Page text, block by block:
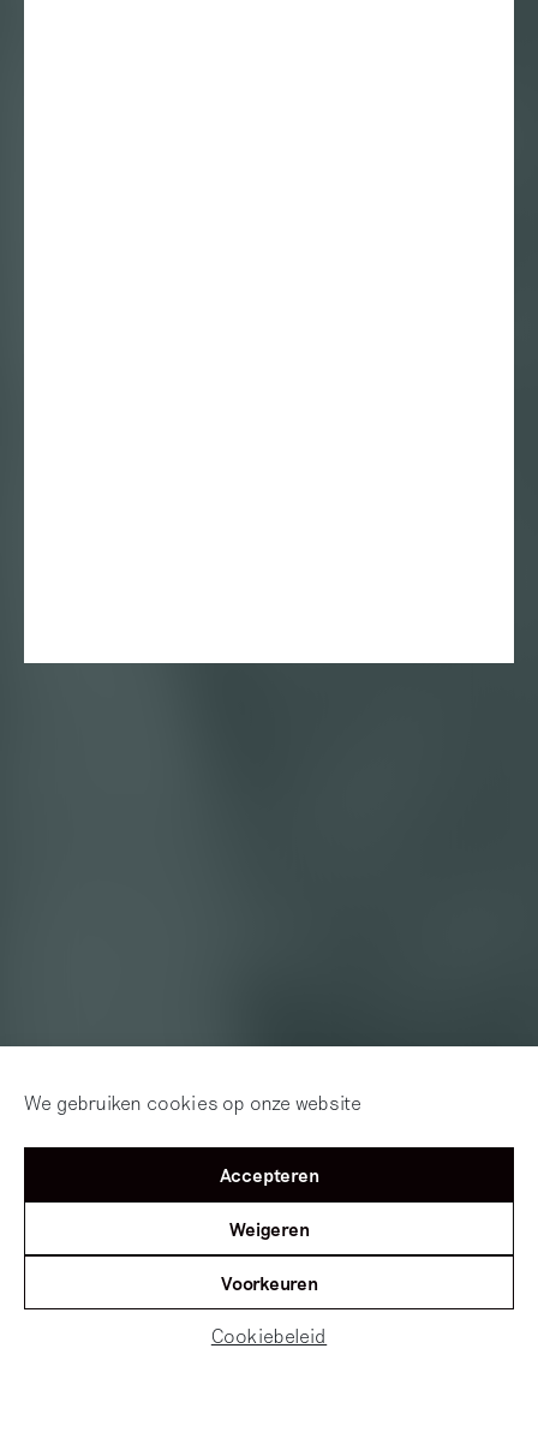
We gebruiken cookies op onze website
Accepteren
Weigeren
Voorkeuren
Cookiebeleid